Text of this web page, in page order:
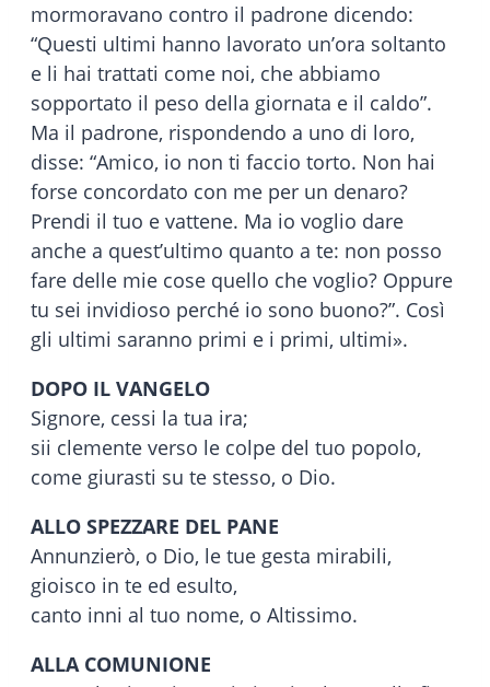
mormoravano contro il padrone dicendo:
“Questi ultimi hanno lavorato un’ora soltanto
e li hai trattati come noi, che abbiamo
sopportato il peso della giornata e il caldo”.
Ma il padrone, rispondendo a uno di loro,
disse: “Amico, io non ti faccio torto. Non hai
forse concordato con me per un denaro?
Prendi il tuo e vattene. Ma io voglio dare
anche a quest’ultimo quanto a te: non posso
fare delle mie cose quello che voglio? Oppure
tu sei invidioso perché io sono buono?”. Così
gli ultimi saranno primi e i primi, ultimi».
DOPO IL VANGELO
Signore, cessi la tua ira;
sii clemente verso le colpe del tuo popolo,
come giurasti su te stesso, o Dio.
ALLO SPEZZARE DEL PANE
Annunzierò, o Dio, le tue gesta mirabili,
gioisco in te ed esulto,
canto inni al tuo nome, o Altissimo.
ALLA COMUNIONE